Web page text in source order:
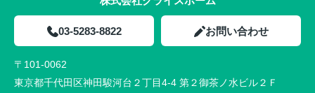
03-5283-8822 お問い合わせ
〒101-0062
東京都千代田区神田駿河台２丁目4-4 第２御茶ノ水ビル２Ｆ